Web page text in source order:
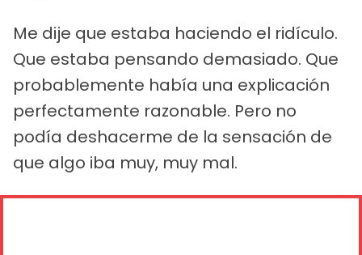
Me dije que estaba haciendo el ridículo.
Que estaba pensando demasiado. Que
probablemente había una explicación
perfectamente razonable. Pero no
podía deshacerme de la sensación de
que algo iba muy, muy mal.